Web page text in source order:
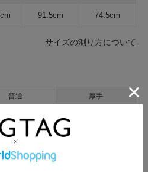
91.5cm 74.5cm
サイズの測り方について
普通 厚手